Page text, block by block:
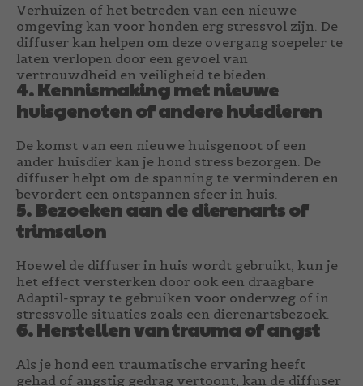
Verhuizen of het betreden van een nieuwe
omgeving kan voor honden erg stressvol zijn. De
diffuser kan helpen om deze overgang soepeler te
laten verlopen door een gevoel van
vertrouwdheid en veiligheid te bieden.
4. Kennismaking met nieuwe
huisgenoten of andere huisdieren
De komst van een nieuwe huisgenoot of een
ander huisdier kan je hond stress bezorgen. De
diffuser helpt om de spanning te verminderen en
bevordert een ontspannen sfeer in huis.
5. Bezoeken aan de dierenarts of
trimsalon
Hoewel de diffuser in huis wordt gebruikt, kun je
het effect versterken door ook een draagbare
Adaptil-spray te gebruiken voor onderweg of in
stressvolle situaties zoals een dierenartsbezoek.
6. Herstellen van trauma of angst
Als je hond een traumatische ervaring heeft
gehad of angstig gedrag vertoont, kan de diffuser